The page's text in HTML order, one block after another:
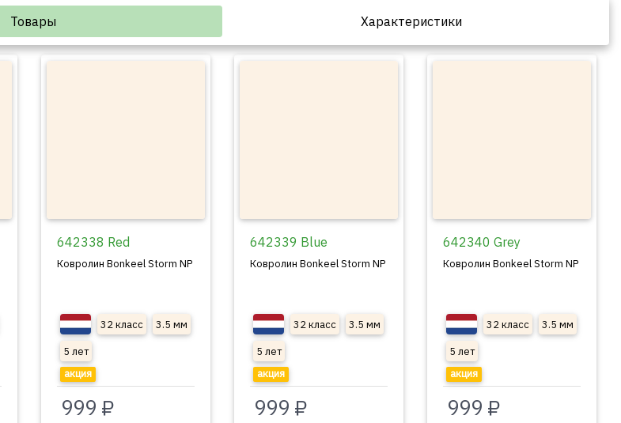
Товары Характеристики
642338 Red
Ковролин Bonkeel Storm NP
32 класс
3.5 мм
5 лет
акция
999 ₽
642339 Blue
Ковролин Bonkeel Storm NP
32 класс
3.5 мм
5 лет
акция
999 ₽
642340 Grey
Ковролин Bonkeel Storm NP
32 класс
3.5 мм
5 лет
акция
999 ₽